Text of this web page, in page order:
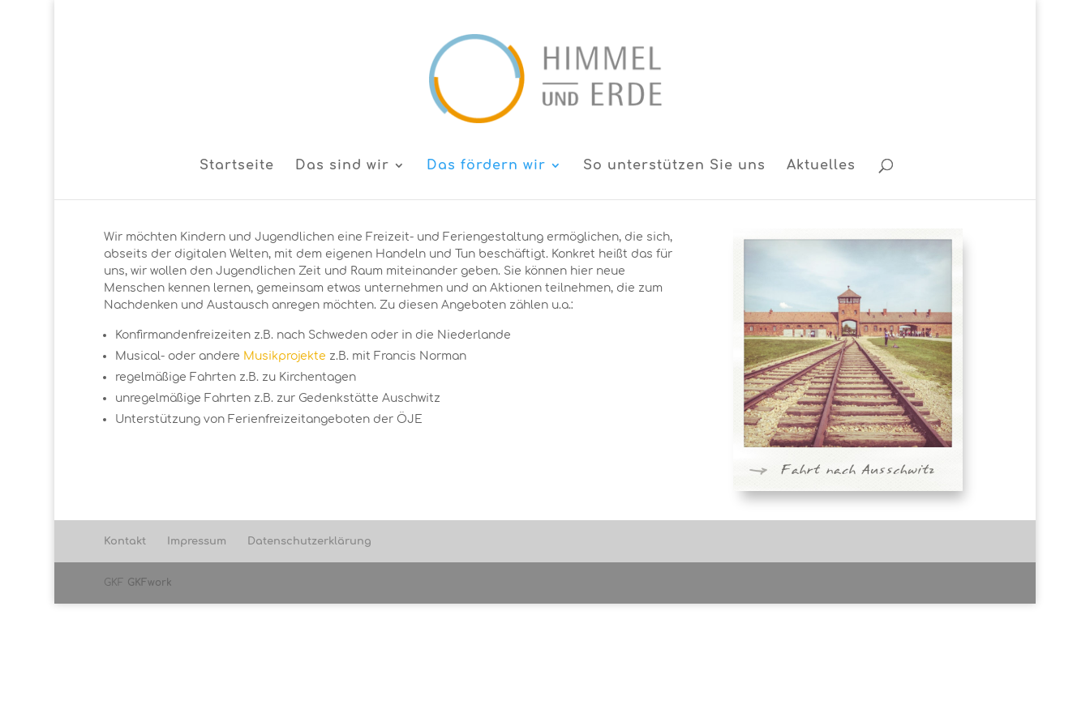
Startseite Das sind wir Das fördern wir So unterstützen Sie uns Aktuelles
Wir möchten Kindern und Jugendlichen eine Freizeit- und Feriengestaltung ermöglichen, die sich,
abseits der digitalen Welten, mit dem eigenen Handeln und Tun beschäftigt. Konkret heißt das für
uns, wir wollen den Jugendlichen Zeit und Raum miteinander geben. Sie können hier neue
Menschen kennen lernen, gemeinsam etwas unternehmen und an Aktionen teilnehmen, die zum
Nachdenken und Austausch anregen möchten. Zu diesen Angeboten zählen u.a.:
Konfirmandenfreizeiten z.B. nach Schweden oder in die Niederlande
Musical- oder andere Musikprojekte z.B. mit Francis Norman
regelmäßige Fahrten z.B. zu Kirchentagen
unregelmäßige Fahrten z.B. zur Gedenkstätte Auschwitz
Unterstützung von Ferienfreizeitangeboten der ÖJE
Kontakt Impressum Datenschutzerklärung
GKF GKFwork